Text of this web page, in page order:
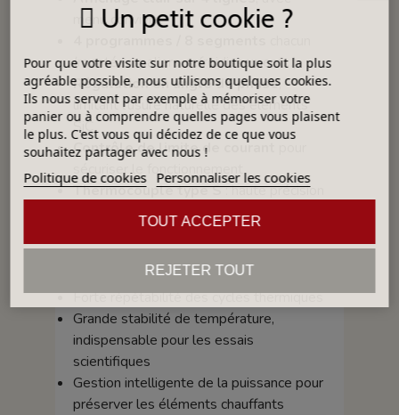
menu convivial
4 programmes / 8 segments
(montées, paliers, refroidissement…)
Régulation en angle de phase,
limitant l’usure naturelle des éléments
SiC
Contrôle de limite de courant
sécuriser le fonctionnement
Thermocouple type S: haute précision
pour les hautes températures
Précision de régulation : ± 1°C
Avantages
Utilisation simple et intuitive
Forte répétabilité des cycles thermiques
Grande stabilité de température,
indispensable pour les essais
scientifiques
Gestion intelligente de la puissance pour
préserver les éléments chauffants
Un petit cookie ?
Pour que votre visite sur notre boutique soit la plus
agréable possible, nous utilisons quelques cookies.
Ils nous servent par exemple à mémoriser votre
panier ou à comprendre quelles pages vous plaisent
le plus. C'est vous qui décidez de ce que vous
souhaitez partager avec nous !
Politique de cookies Personnaliser les cookies
REJETER TOUT
TOUT ACCEPTER